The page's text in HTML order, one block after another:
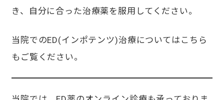
き、自分に合った治療薬を服用してください。
当院でのED(インポテンツ)治療についてはこちら
もご覧ください。